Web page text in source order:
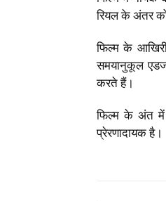
रियल के अंतर
फिल्म के
समयानुकूल
करते हैं।
फिल्म के अंत में
प्रेरणादायक है।